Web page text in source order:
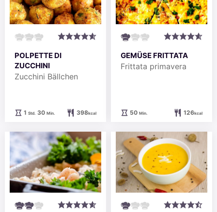
POLPETTE DI
ZUCCHINI
Zucchini Bällchen
1Stunde
Std. 30Minuten
Min. 398kcal
GEMÜSE FRITTATA
Frittata primavera
50Minuten
Min. 126kcal